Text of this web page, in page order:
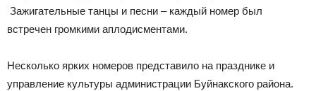
Зажигательные танцы и песни – каждый номер был
встречен громкими аплодисментами.
Несколько ярких номеров представило на празднике и
управление культуры администрации Буйнакского района.